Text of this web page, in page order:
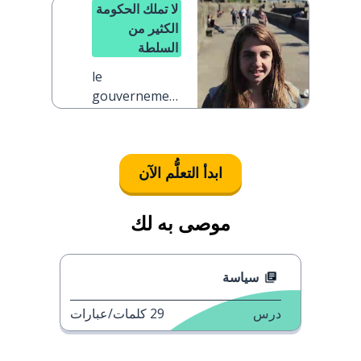
لا تملك الحكومة
الكثير من
السلطة
le
gouvernement
pouvoir
ابدأ التعلُّم الآن
موصى به لك
سياسة
درس 29 كلمات/عبارات